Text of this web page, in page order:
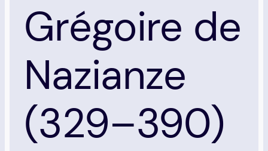
Grégoire de
Nazianze
(329–390)